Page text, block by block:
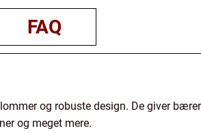
FAQ
og robuste design. De giver
og meget mere.